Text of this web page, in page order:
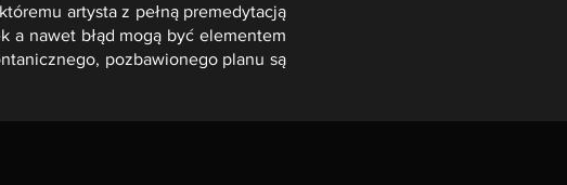
artysta z pełną premedytacją
a nawet błąd mogą być elementem
pozbawionego planu są